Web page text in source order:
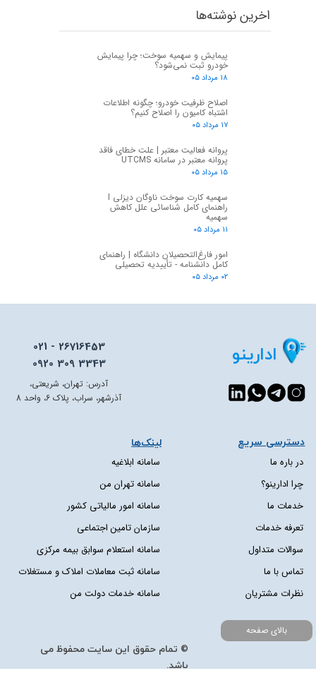
پیمایش و سهمیه سوخت؛ چرا پیمایش
خودرو ثبت نمی‌شود؟
۱۸ مرداد ۰۵
اصلاح ظرفیت خودرو؛ چگونه اطلاعات
اشتباه کامیون را اصلاح کنیم؟
۱۷ مرداد ۰۵
پروانه فعالیت معتبر | علت خطای فاقد
پروانه معتبر در سامانه UTCMS
۱۵ مرداد ۰۵
سهمیه کارت سوخت ناوگان دیزلی I
راهنمای کامل شناسائی علل کاهش
سهمیه
۱۱ مرداد ۰۵
امور فارغ‌التحصیلان دانشگاه | راهنمای
کامل دانشنامه - تأییدیه تحصیلی
۰۲ مرداد ۰۵
اخرین نوشته‌ها
ادارینو
021 - 26716453
0920 309 3343
در باره ما
چرا ادارینو؟
خدمات ما
تعرفه خدمات
سوالات متداول
تماس با ما
نظرات مشتریان
دسترسی سریع​​​​​​​ لینک‌ها
سامانه ابلاغیه
سامانه تهران من
سامانه امور مالیاتی کشور
سازمان تامین اجتماعی
سامانه استعلام سوابق بیمه مرکزی
سامانه ثبت معاملات املاک و مستغلات
سامانه خدمات دولت من
© تمام حقوق این سایت محفوظ می
باشد.
بالای صفحه
آدرس: تهران، شریعتی،
آذرشهر، سراب، پلاک 6، واحد 8